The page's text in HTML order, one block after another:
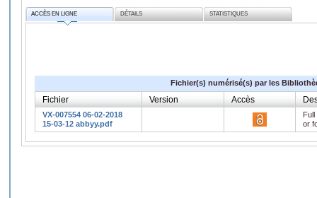
ACCÈS EN LIGNE DÉTAILS STATISTIQUES
Fichier(s) numérisé(s) par les
Fichier Version Accès
VX-007554 06-02-2018
15-03-12 abbyy.pdf
or